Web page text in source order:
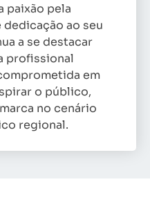
paixão pela
ao seu
a se destacar
profissional
em
o público,
no cenário
regional.